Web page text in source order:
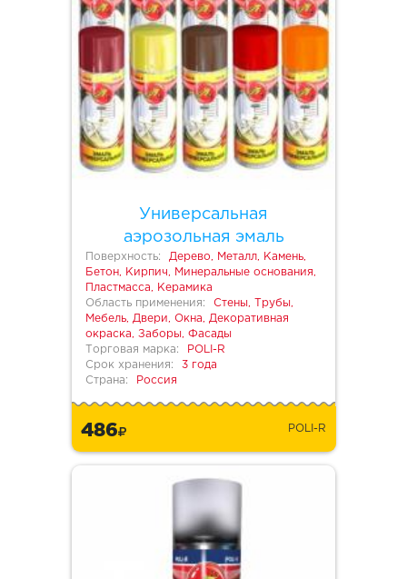
Универсальная
аэрозольная эмаль
Поверхность:
Дерево, Металл, Камень,
Бетон, Кирпич, Минеральные основания,
Пластмасса, Керамика
Область применения:
Стены, Трубы,
Мебель, Двери, Окна, Декоративная
окраска, Заборы, Фасады
Торговая марка:
POLI-R
Срок хранения:
3 года
Страна:
Россия
486 POLI-R